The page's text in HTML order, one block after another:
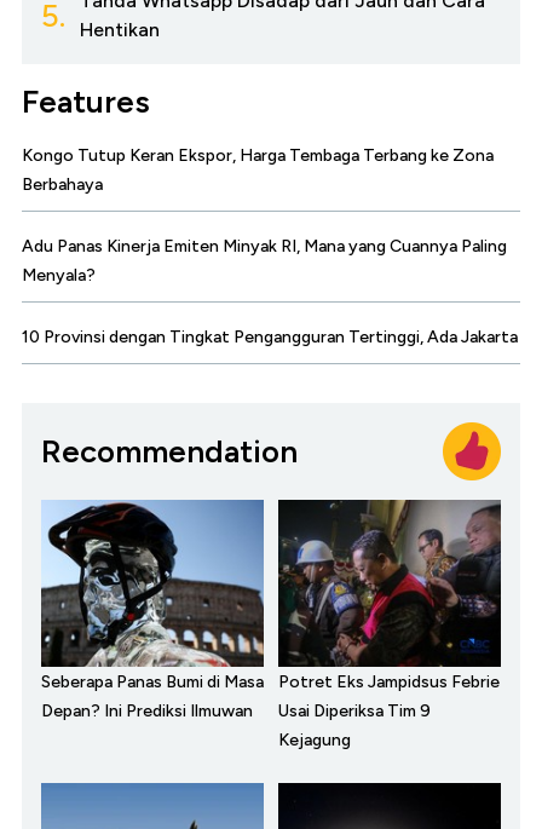
5.
Hentikan
Features
Kongo Tutup Keran Ekspor, Harga Tembaga Terbang ke Zona
Berbahaya
Adu Panas Kinerja Emiten Minyak RI, Mana yang Cuannya Paling
Menyala?
10 Provinsi dengan Tingkat Pengangguran Tertinggi, Ada Jakarta
Recommendation
Seberapa Panas Bumi di Masa
Depan? Ini Prediksi Ilmuwan
Potret Eks Jampidsus Febrie
Usai Diperiksa Tim 9
Kejagung